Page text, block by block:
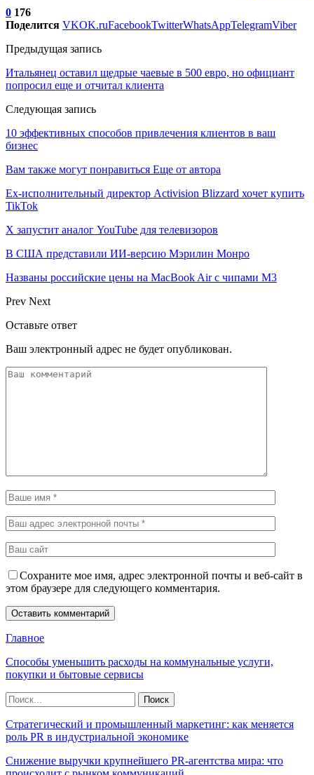
0 176
Поделится VKOK.ruFacebookTwitterWhatsAppTelegramViber
Предыдущая запись
Итальянец оставил щедрые чаевые в 500 евро, но официант
попросил еще и отчитал клиента
Следующая запись
10 эффективных способов привлечения клиентов в ваш
бизнес
Вам также могут понравиться Еще от автора
Ex-исполнительный директор Activision Blizzard хочет купить
TikTok
X запустит аналог YouTube для телевизоров
В США представили ИИ-версию Мэрилин Монро
Названы российские цены на MacBook Air с чипами M3
Prev Next
Оставьте ответ
Ваш электронный адрес не будет опубликован.
Сохраните мое имя, адрес электронной почты и веб-сайт в
этом браузере для следующего комментария.
Главное
Способы уменьшить расходы на коммунальные услуги,
покупки и бытовые сервисы
Стратегический и промышленный маркетинг: как меняется
роль PR в индустриальной экономике
Снижение выручки крупнейшего PR-агентства мира: что